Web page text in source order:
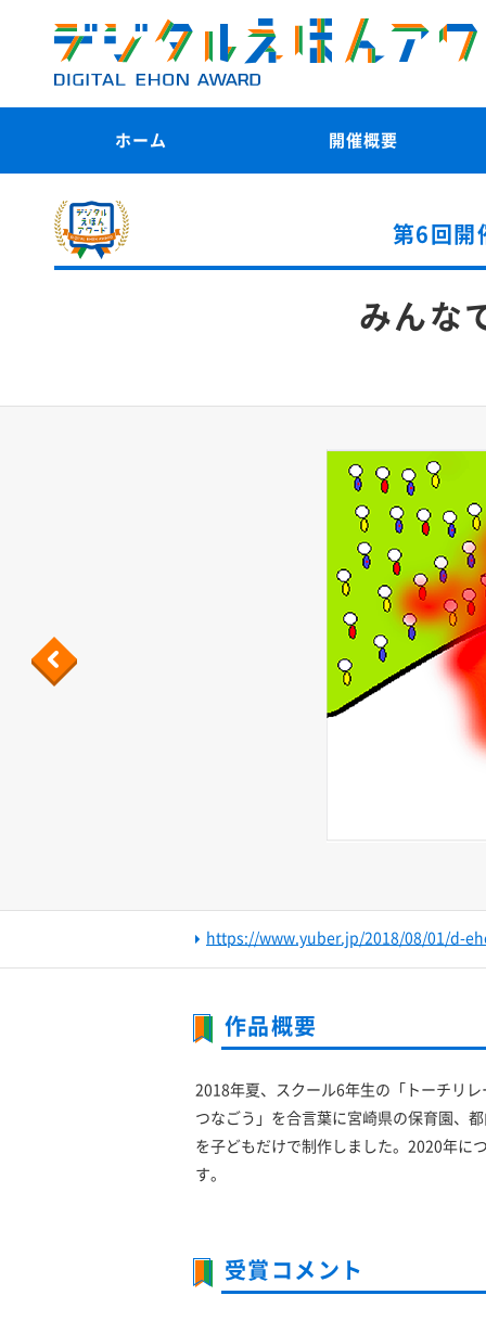
ホーム 開催概要
第6回
みんな
Previous
https://www.yuber.jp/2018/08/01/d-
作品概要
2018年夏、スクール6年生の「トーチリ
つなごう」を合言葉に宮崎県の保育園、
を子どもだけで制作しました。2020年に
す。
受賞コメント